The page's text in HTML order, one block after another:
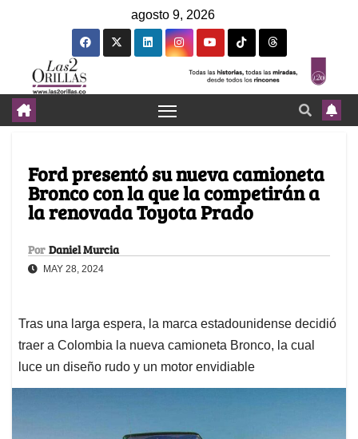
agosto 9, 2026
Ford presentó su nueva camioneta
Bronco con la que la competirán a
la renovada Toyota Prado
Por Daniel Murcia
MAY 28, 2024
Tras una larga espera, la marca estadounidense decidió
traer a Colombia la nueva camioneta Bronco, la cual
luce un diseño rudo y un motor envidiable